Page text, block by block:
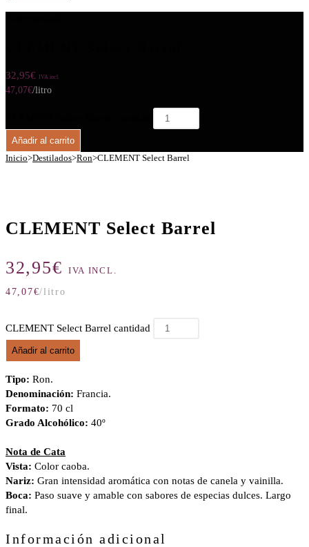
32,95€ IVA incl.
47,07€/litro
Añadir al carrito
Inicio>Destilados>Ron>CLEMENT Select Barrel
CLEMENT Select Barrel
32,95€ IVA INCL.
47,07€/litro
CLEMENT Select Barrel cantidad
Añadir al carrito
Tipo: Ron.
Denominación: Francia.
Formato: 70 cl
Grado Alcohólico: 40º
Nota de Cata
Vista: Color caoba.
Nariz: Gran intensidad aromática con notas de canela y vainilla.
Boca: Paso suave y amable con sabores de especias dulces. Largo
final.
Información adicional